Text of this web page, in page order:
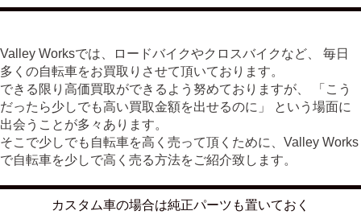
Valley Worksでは、ロードバイクやクロスバイクなど、 毎日
多くの自転車をお買取りさせて頂いております。
できる限り高価買取ができるよう努めておりますが、 「こう
だったら少しでも高い買取金額を出せるのに」 という場面に
出会うことが多々あります。
そこで少しでも自転車を高く売って頂くために、Valley Works
で自転車を少しで高く売る方法をご紹介致します。
カスタム車の場合は純正パーツも置いておく